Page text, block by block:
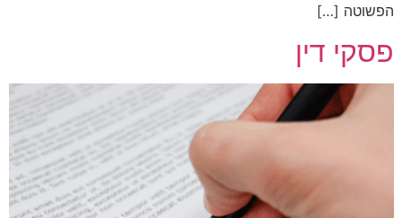
הפשוטה […]
פסקי דין